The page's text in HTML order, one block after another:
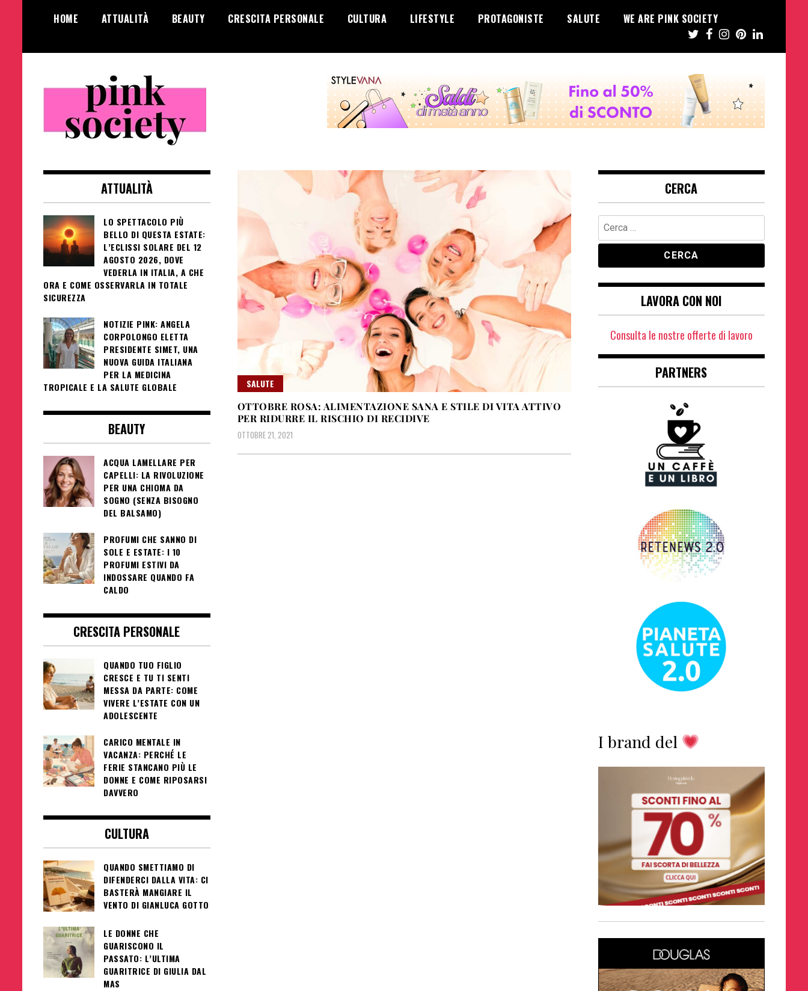
HOME ATTUALITÀ BEAUTY CRESCITA PERSONALE CULTURA LIFESTYLE PROTAGONISTE SALUTE WE ARE PINK SOCIETY
Pink Society
femminile
SALUTE
OTTOBRE ROSA: ALIMENTAZIONE SANA E STILE DI VITA ATTIVO
PER RIDURRE IL RISCHIO DI RECIDIVE
OTTOBRE 21, 2021
ATTUALITÀ
LO SPETTACOLO PIÙ
BELLO DI QUESTA ESTATE:
L’ECLISSI SOLARE DEL 12
AGOSTO 2026, DOVE
VEDERLA IN ITALIA, A CHE
ORA E COME OSSERVARLA IN TOTALE
SICUREZZA
NOTIZIE PINK: ANGELA
CORPOLONGO ELETTA
PRESIDENTE SIMET, UNA
NUOVA GUIDA ITALIANA
PER LA MEDICINA
TROPICALE E LA SALUTE GLOBALE
BEAUTY
ACQUA LAMELLARE PER
CAPELLI: LA RIVOLUZIONE
PER UNA CHIOMA DA
SOGNO (SENZA BISOGNO
DEL BALSAMO)
PROFUMI CHE SANNO DI
SOLE E ESTATE: I 10
PROFUMI ESTIVI DA
INDOSSARE QUANDO FA
CALDO
CRESCITA PERSONALE
QUANDO TUO FIGLIO
CRESCE E TU TI SENTI
MESSA DA PARTE: COME
VIVERE L’ESTATE CON UN
ADOLESCENTE
CARICO MENTALE IN
VACANZA: PERCHÉ LE
FERIE STANCANO PIÙ LE
DONNE E COME RIPOSARSI
DAVVERO
CULTURA
QUANDO SMETTIAMO DI
DIFENDERCI DALLA VITA: CI
BASTERÀ MANGIARE IL
VENTO DI GIANLUCA GOTTO
LE DONNE CHE
GUARISCONO IL
PASSATO: L’ULTIMA
GUARITRICE DI GIULIA DAL
MAS
CERCA
Ricerca
per:
LAVORA CON NOI
Consulta le nostre offerte di lavoro
PARTNERS
I brand del